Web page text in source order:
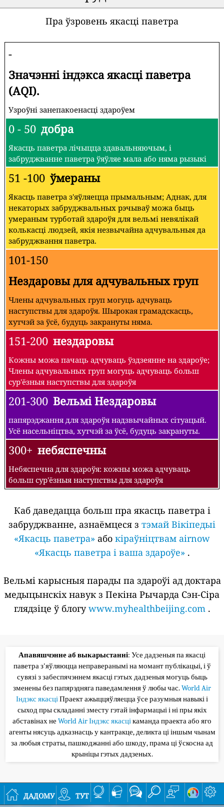
Пра ўзровень якасці паветра
-
Значэнні індэкса якасці паветра
(AQI).
Узроўні занепакоенасці здароўем
0 - 50 добра
Якасць паветра лічыцца здавальняючым, і
забруджванне паветра ўяўляе мала або няма рызыкі
51 -100 ўмераны
Якасць паветра з'яўляецца прымальным; Аднак, для
некаторых забруджвальных рэчываў можа быць
умераным турботай здароўя для вельмі невялікай
колькасці людзей, якія незвычайна адчувальныя да
забруджвання паветра.
101-150
Нездаровы для адчувальных груп
Члены адчувальных груп могуць адчуваць
наступствы для здароўя. Шырокая грамадскасць,
хутчэй за ўсё, будуць закрануты няма.
151-200 нездаровы
Кожны можа пачаць адчуваць ўздзеянне на здароўе;
Члены адчувальных груп могуць адчуваць больш
сур'ёзныя наступствы для здароўя
201-300 Вельмі Нездаровы
папярэджання для здароўя надзвычайных сітуацый.
Усё насельніцтва, хутчэй за ўсё, будуць закрануты.
300+ небяспечны
Небяспечна для здароўя: кожны можа адчуваць
больш сур'ёзныя наступствы для здароўя
Каб даведацца больш пра якасць паветра і
забруджванне, азнаёмцеся з тэмай Вікіпедыі
«Якасць паветра» або кіраўніцтвам airnow
«Якасць паветра і ваша здароўе» .
Вельмі карысныя парады па здароўі ад доктара
медыцынскіх навук з Пекіна Рычарда Сэн-Сіра
глядзіце ў блогуwww.myhealthbeijing.com.
Апавяшчэнне аб выкарыстанні: Усе дадзеныя па якасці
паветра з'яўляюцца неправеранымі на момант публікацыі, і ў
сувязі з забеспячэннем якасці гэтых дадзеныя могуць быць
зменены без папярэдняга паведамлення ў любы час.World Air
Індэкс якасціПраект ажыццяўляецца ўсе разумныя навыкі і
сыход пры складанні зместу гэтай інфармацыі і ні пры якіх
абставінах не World Air Індэкс якасцікаманда праекта або яго
агенты нясуць адказнасць у кантракце, деликта ці іншым чынам
за любыя страты, пашкоджанні або шкоду, прама ці ўскосна ад
крыніцы гэтых дадзеных.
дадому тут